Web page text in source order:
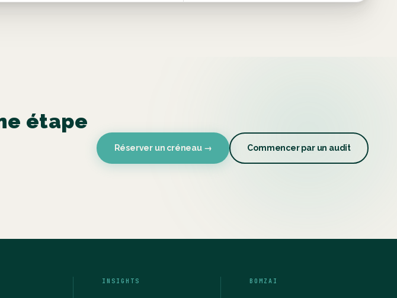
étape
Réserver un créneau → Commencer par un audit
INSIGHTS BOMZAI